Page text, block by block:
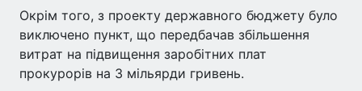
Окрім того, з проекту державного бюджету було
виключено пункт, що передбачав збільшення
витрат на підвищення заробітних плат
прокурорів на 3 мільярди гривень.